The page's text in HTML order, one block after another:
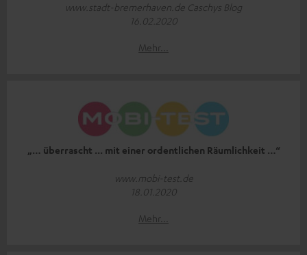
www.stadt-bremerhaven.de Caschys Blog
16.02.2020
Mehr...
„… überrascht ... mit einer ordentlichen Räumlichkeit …“
www.mobi-test.de
18.01.2020
Mehr...